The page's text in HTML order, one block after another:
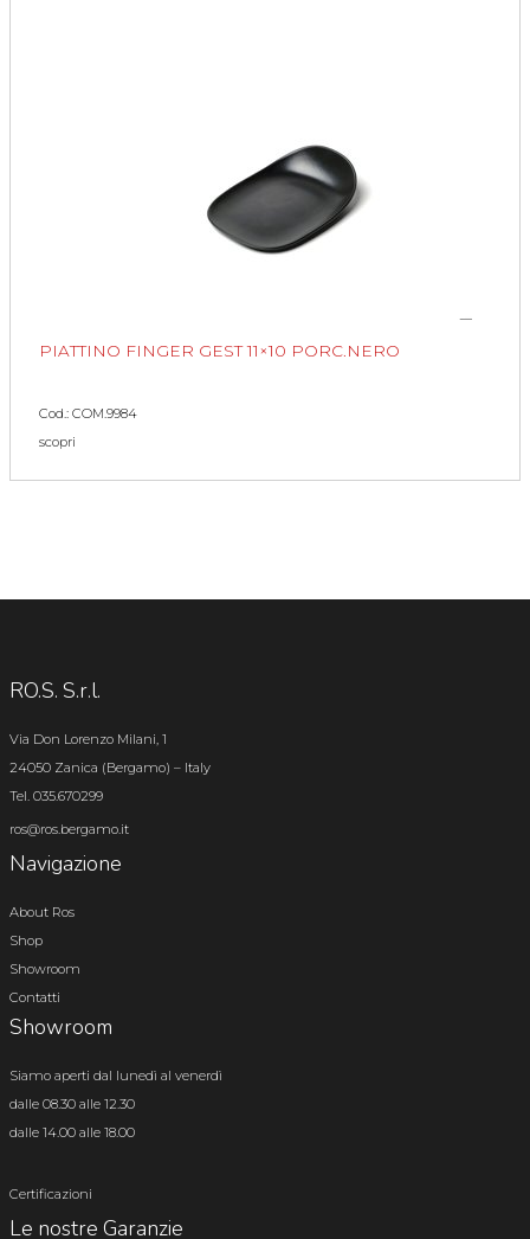
PIATTINO FINGER GEST 11×10 PORC.NERO
Cod.: COM.9984
scopri
RO.S. S.r.l.
Via Don Lorenzo Milani, 1
24050 Zanica (Bergamo) – Italy
Tel. 035.670299
ros@ros.bergamo.it
Navigazione
About Ros
Shop
Showroom
Contatti
Showroom
Siamo aperti dal lunedì al venerdì
dalle 08.30 alle 12.30
dalle 14.00 alle 18.00
Certificazioni
Le nostre Garanzie